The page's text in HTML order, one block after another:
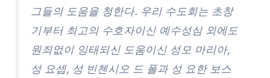
그들의 도움을 청한다. 우리 수도회는 초창
기부터 최고의 수호자이신 예수성심 외에도
원죄없이 잉태되신 도움이신 성모 마리아,
성 요셉, 성 빈첸시오 드 폴과 성 요한 보스